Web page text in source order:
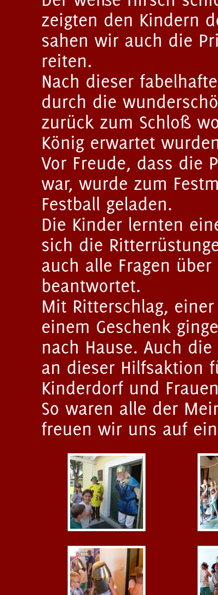
zeigten den Kindern
sahen wir auch die
reiten.
Nach dieser
durch die
zurück zum Schloß
König erwartet
Vor Freude, dass die
war, wurde zum
Festball geladen.
Die Kinder lernten
sich die
auch alle Fragen
beantwortet.
Mit Ritterschlag,
einem Geschenk
nach Hause. Auch
an dieser Hilfsaktion
Kinderdorf und
So waren alle der
freuen wir uns auf